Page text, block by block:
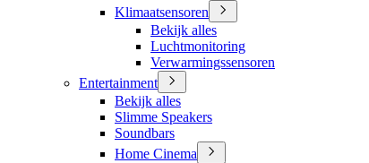
Klimaatsensoren
Bekijk alles
Luchtmonitoring
Verwarmingssensoren
Entertainment
Bekijk alles
Slimme Speakers
Soundbars
Home Cinema